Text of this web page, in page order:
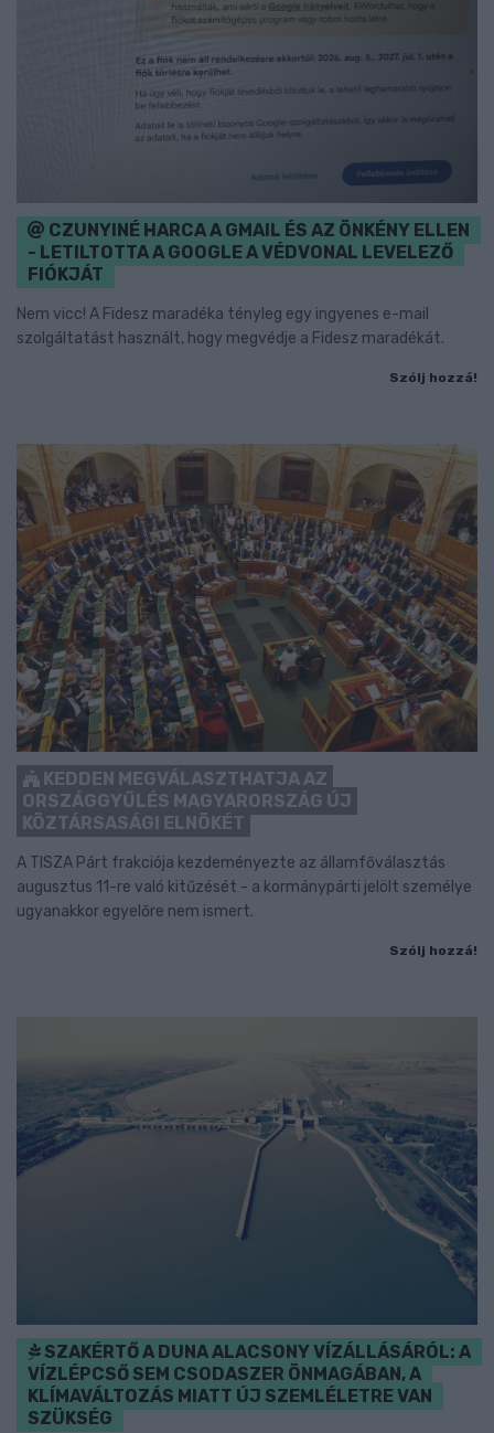
CZUNYINÉ HARCA A GMAIL ÉS AZ ÖNKÉNY ELLEN
- LETILTOTTA A GOOGLE A VÉDVONAL LEVELEZŐ
FIÓKJÁT
Nem vicc! A Fidesz maradéka tényleg egy ingyenes e-mail
szolgáltatást használt, hogy megvédje a Fidesz maradékát.
Szólj hozzá!
KEDDEN MEGVÁLASZTHATJA AZ
ORSZÁGGYŰLÉS MAGYARORSZÁG ÚJ
KÖZTÁRSASÁGI ELNÖKÉT
A TISZA Párt frakciója kezdeményezte az államfőválasztás
augusztus 11-re való kitűzését - a kormánypárti jelölt személye
ugyanakkor egyelőre nem ismert.
Szólj hozzá!
SZAKÉRTŐ A DUNA ALACSONY VÍZÁLLÁSÁRÓL: A
VÍZLÉPCSŐ SEM CSODASZER ÖNMAGÁBAN, A
KLÍMAVÁLTOZÁS MIATT ÚJ SZEMLÉLETRE VAN
SZÜKSÉG